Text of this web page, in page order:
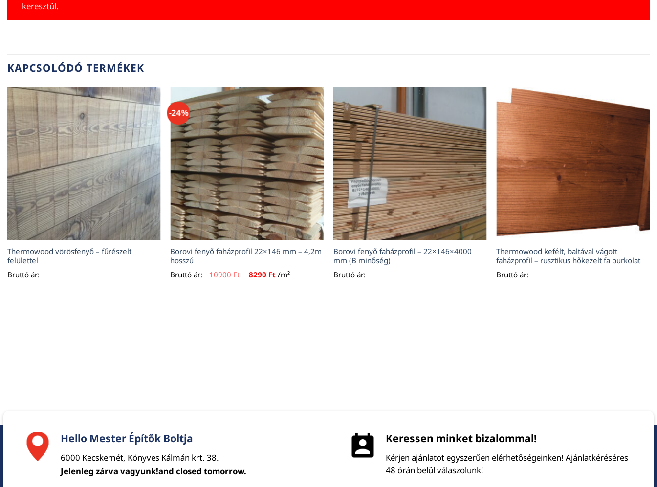
keresztül.
KAPCSOLÓDÓ TERMÉKEK
Thermowood vörösfenyő – fűrészelt
felülettel
Bruttó ár:
-24%
Borovi fenyő faházprofil 22×146 mm – 4,2m
hosszú
Bruttó ár:
10900Ft Original
8290 FtCurrent
/m²
Borovi fenyő faházprofil – 22×146×4000
mm (B minőség)
Bruttó ár:
Thermowood kefélt, baltával vágott
faházprofil – rusztikus hőkezelt fa burkolat
Bruttó ár:
Hello Mester Építők Boltja
6000 Kecskemét, Könyves Kálmán krt. 38.
Jelenleg zárva vagyunk!and closed tomorrow.
Keressen minket bizalommal!
Kérjen ajánlatot egyszerűen elérhetőségeinken! Ajánlatkéréséres
48 órán belül válaszolunk!